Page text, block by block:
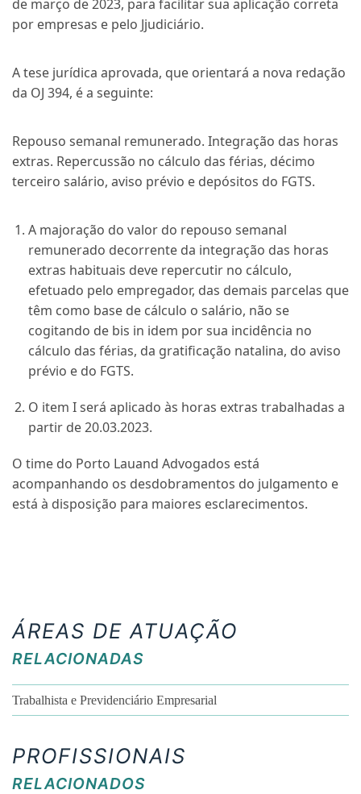
de março de 2023, para facilitar sua aplicação correta
por empresas e pelo Jjudiciário.
A tese jurídica aprovada, que orientará a nova redação
da OJ 394, é a seguinte:
Repouso semanal remunerado. Integração das horas
extras. Repercussão no cálculo das férias, décimo
terceiro salário, aviso prévio e depósitos do FGTS.
A majoração do valor do repouso semanal
remunerado decorrente da integração das horas
extras habituais deve repercutir no cálculo,
efetuado pelo empregador, das demais parcelas que
têm como base de cálculo o salário, não se
cogitando de bis in idem por sua incidência no
cálculo das férias, da gratificação natalina, do aviso
prévio e do FGTS.
O item I será aplicado às horas extras trabalhadas a
partir de 20.03.2023.
O time do Porto Lauand Advogados está
acompanhando os desdobramentos do julgamento e
está à disposição para maiores esclarecimentos.
ÁREAS DE ATUAÇÃO
RELACIONADAS
Trabalhista e Previdenciário Empresarial
PROFISSIONAIS
RELACIONADOS